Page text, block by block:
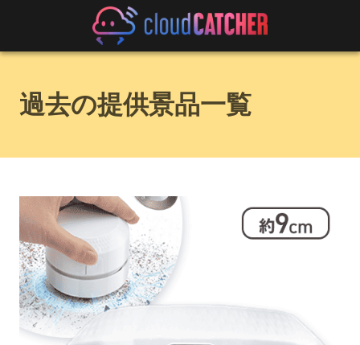
過去の提供景品一覧